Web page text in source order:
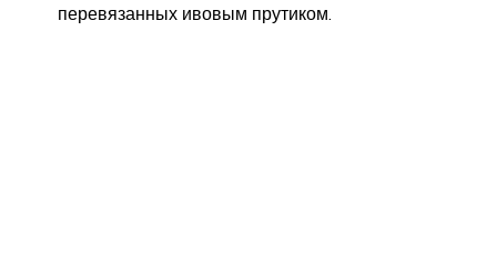
перевязанных ивовым прутиком.